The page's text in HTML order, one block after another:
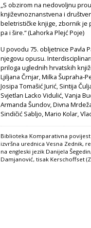
„S obzirom na nedovoljnu
književnoznanstvena i
beletrističke knjige, zbornik je
pa i šire.“ (Lahorka Plejć Poje)
U povodu 75. obljetnice Pavla
njegovu opusu.
priloga uglednih hrvatskih
Ljiljana Črnjar, Milka Šupraha-
Josipa Tomašić Jurić, Sintija
Svjetlan Lacko Vidulić, Vanja
Armanda Šundov, Divna
Sindičić Sabljo, Mario Kolar,
Biblioteka Komparativna
izvršna urednica Vesna Zednik,
na engleski jezik Danijela
Damjanović, tisak Kerschoffset